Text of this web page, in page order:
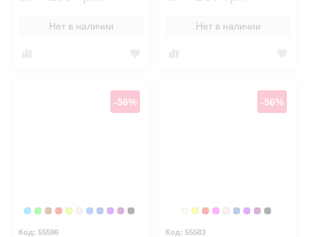
Нет в наличии Нет в наличии
Голубой
Зеленый
Коричневый
Красный
Лайм
Розовый
Синий
Синий, темный
Фиолетовый
Фиолетовый, темный
Черный
-56%
55596
Бежевый
Желтый
Красный
Малиновый
Розовый
Синий,
Фиолетовый
Черный
-56%
55583